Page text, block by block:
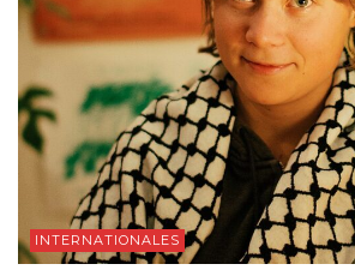
INTERNATIONALES